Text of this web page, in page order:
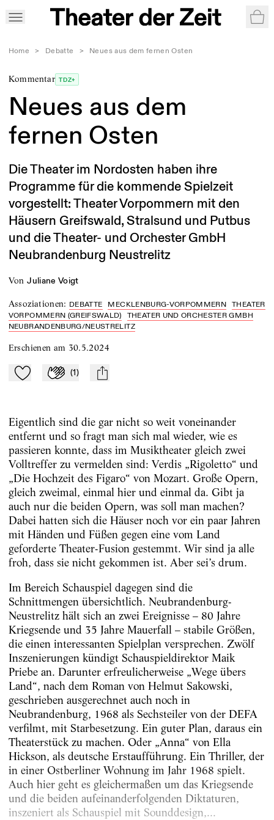
Home > Debatte > Neues aus dem fernen Osten
Kommentar TDZ+
Neues aus dem
fernen Osten
Die Theater im Nordosten haben ihre
Programme für die kommende Spielzeit
vorgestellt: Theater Vorpommern mit den
Häusern Greifswald, Stralsund und Putbus
und die Theater- und Orchester GmbH
Neubrandenburg Neustrelitz
von Juliane Voigt
Assoziationen: DEBATTE MECKLENBURG-VORPOMMERN
THEATER
VORPOMMERN (GREIFSWALD)
THEATER UND ORCHESTER GMBH
NEUBRANDENBURG/NEUSTRELITZ
Erschienen am 30.5.2024
Zu Mein-TdZ hinzufügen
Applaudieren
(1) mail
Eigentlich sind die gar nicht so weit voneinander
entfernt und so fragt man sich mal wieder, wie es
passieren konnte, dass im Musiktheater gleich zwei
Volltreffer zu vermelden sind: Verdis „Rigoletto“ und
„Die Hochzeit des Figaro“ von Mozart. Große Opern,
gleich zweimal, einmal hier und einmal da. Gibt ja
auch nur die beiden Opern, was soll man machen?
Dabei hatten sich die Häuser noch vor ein paar Jahren
mit Händen und Füßen gegen eine vom Land
geforderte Theater-Fusion gestemmt. Wir sind ja alle
froh, dass sie nicht gekommen ist. Aber sei’s drum.
Im Bereich Schauspiel dagegen sind die
Schnittmengen übersichtlich. Neubrandenburg-
Neustrelitz hält sich an zwei Ereignisse – 80 Jahre
Kriegsende und 35 Jahre Mauerfall – stabile Größen,
die einen interessanten Spielplan versprechen. Zwölf
Inszenierungen kündigt Schauspieldirektor Maik
Priebe an. Darunter erfreulicherweise „Wege übers
Land“, nach dem Roman von Helmut Sakowski,
geschrieben ausgerechnet auch noch in
Neubrandenburg, 1968 als Sechsteiler von der DEFA
verfilmt, mit Starbesetzung. Ein guter Plan, daraus ein
Theaterstück zu machen. Oder „Anna“ von Ella
Hickson, als deutsche Erstaufführung. Ein Thriller, der
in einer Ostberliner Wohnung im Jahr 1968 spielt.
Auch hier geht es gleichermaßen um das Kriegsende
und die beiden aufeinanderfolgenden Diktaturen,
inszeniert als Schauspiel mit Sounddesign,...